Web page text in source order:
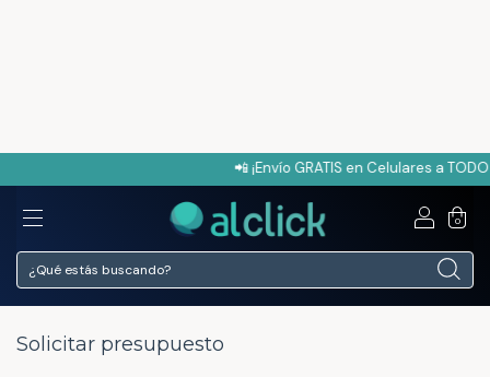
📲 ¡Envío GRATIS en Celulares a TODO el
0
Solicitar presupuesto